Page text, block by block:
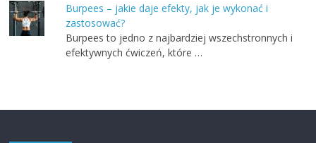
Burpees – jakie daje efekty, jak je wykonać i
zastosować?
Burpees to jedno z najbardziej wszechstronnych i
efektywnych ćwiczeń, które …